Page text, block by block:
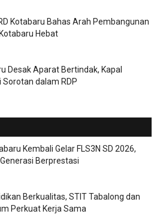
Kotabaru Bahas Arah Pembangunan
Hebat
Desak Aparat Bertindak, Kapal
dalam RDP
Kembali Gelar FLS3N SD 2026,
Berprestasi
Berkualitas, STIT Tabalong dan
Perkuat Kerja Sama